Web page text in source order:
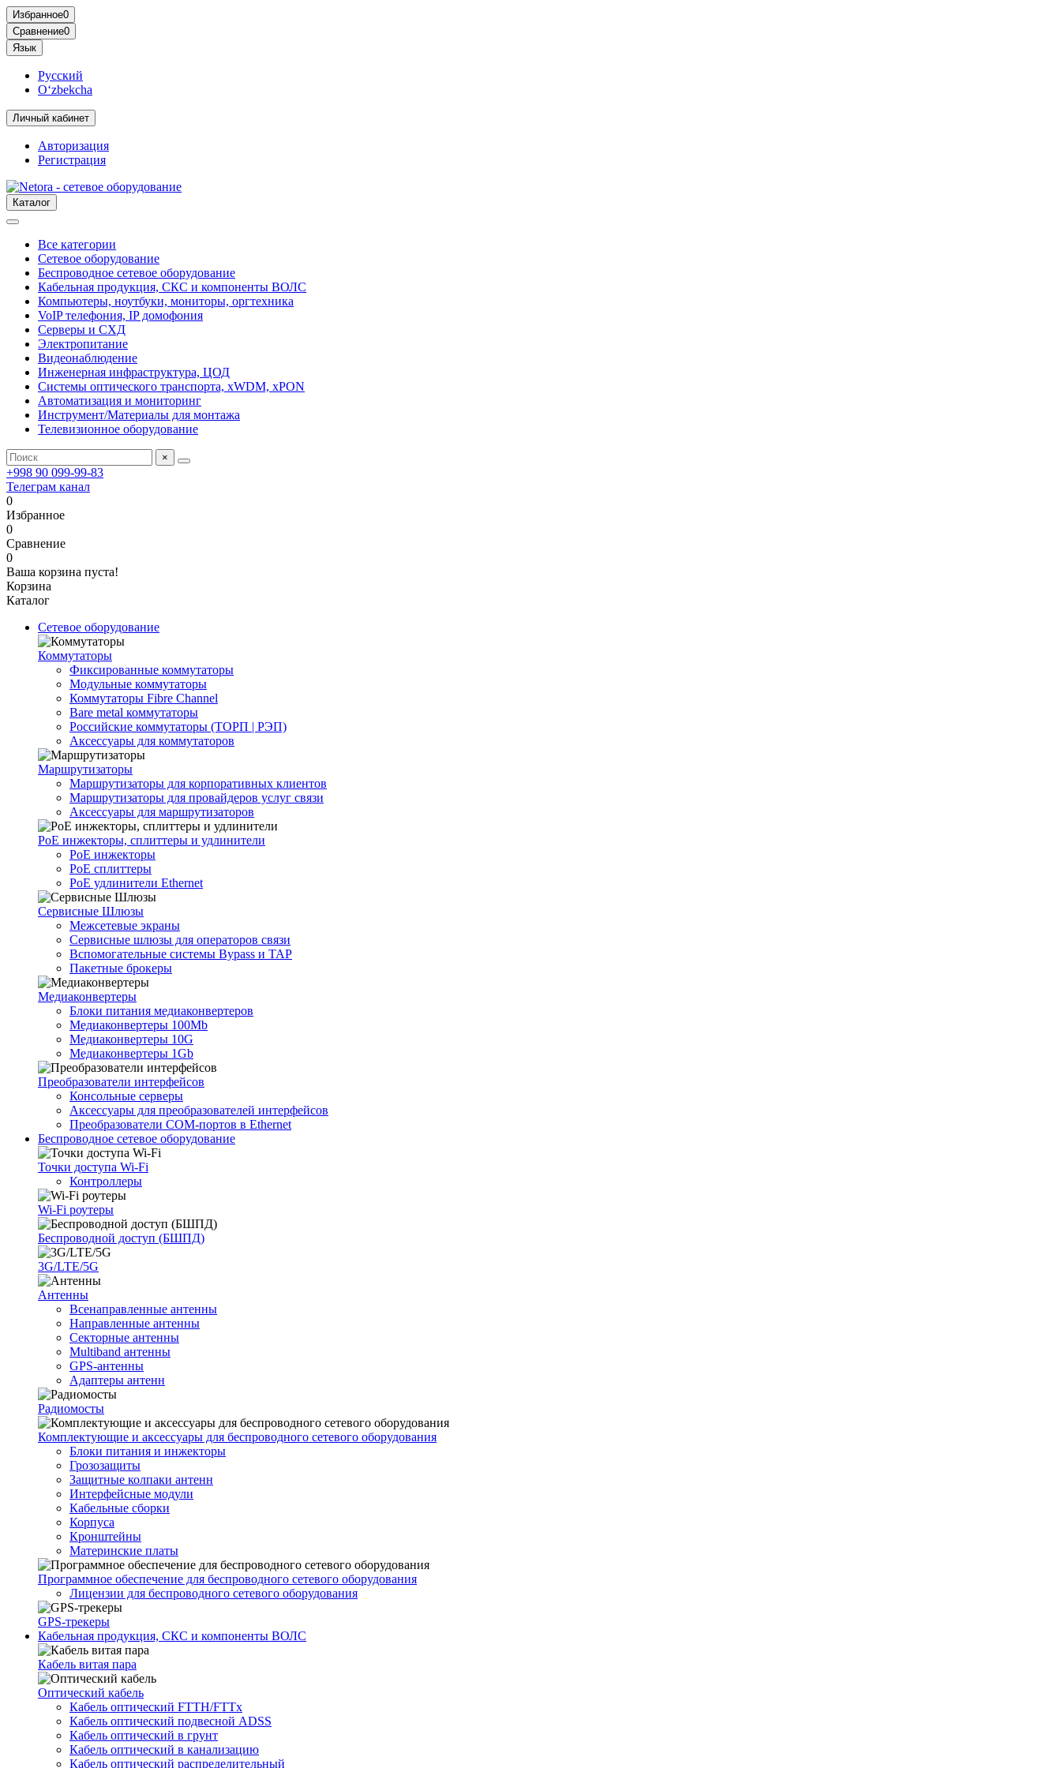
Избранное0
Сравнение0
Язык
Русский
O‘zbekcha
Личный кабинет
Авторизация
Регистрация
Каталог
Все категории
Сетевое оборудование
Беспроводное сетевое оборудование
Кабельная продукция, СКС и компоненты ВОЛС
Компьютеры, ноутбуки, мониторы, оргтехника
VoIP телефония, IP домофония
Серверы и СХД
Электропитание
Видеонаблюдение
Инженерная инфраструктура, ЦОД
Системы оптического транспорта, xWDM, xPON
Автоматизация и мониторинг
Инструмент/Материалы для монтажа
Телевизионное оборудование
×
+998 90 099-99-83
Телеграм канал
0
Избранное
0
Сравнение
0
Ваша корзина пуста!
Корзина
Каталог
Сетевое оборудование
Коммутаторы
Фиксированные коммутаторы
Модульные коммутаторы
Коммутаторы Fibre Channel
Bare metal коммутаторы
Российские коммутаторы (ТОРП | РЭП)
Аксессуары для коммутаторов
Маршрутизаторы
Маршрутизаторы для корпоративных клиентов
Маршрутизаторы для провайдеров услуг связи
Аксессуары для маршрутизаторов
PoE инжекторы, сплиттеры и удлинители
PoE инжекторы
PoE сплиттеры
PoE удлинители Ethernet
Сервисные Шлюзы
Межсетевые экраны
Сервисные шлюзы для операторов связи
Вспомогательные системы Bypass и TAP
Пакетные брокеры
Медиаконвертеры
Блоки питания медиаконвертеров
Медиаконвертеры 100Mb
Медиаконвертеры 10G
Медиаконвертеры 1Gb
Преобразователи интерфейсов
Консольные серверы
Аксессуары для преобразователей интерфейсов
Преобразователи COM-портов в Ethernet
Беспроводное сетевое оборудование
Точки доступа Wi-Fi
Контроллеры
Wi-Fi роутеры
Беспроводной доступ (БШПД)
3G/LTE/5G
Антенны
Всенаправленные антенны
Направленные антенны
Секторные антенны
Multiband антенны
GPS-антенны
Адаптеры антенн
Радиомосты
Комплектующие и аксессуары для беспроводного сетевого оборудования
Блоки питания и инжекторы
Грозозащиты
Защитные колпаки антенн
Интерфейсные модули
Кабельные сборки
Корпуса
Кронштейны
Материнские платы
Программное обеспечение для беспроводного сетевого оборудования
Лицензии для беспроводного сетевого оборудования
GPS-трекеры
Кабельная продукция, СКС и компоненты ВОЛС
Кабель витая пара
Оптический кабель
Кабель оптический FTTH/FTTx
Кабель оптический подвесной ADSS
Кабель оптический в грунт
Кабель оптический в канализацию
Кабель оптический распределительный